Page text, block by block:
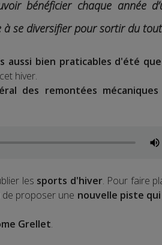
bénéficier chaque année
se diversifier pour sortir du
aussi bien praticables d'été
hiver.
des remontées
les sports d'hiver. Pour faire
de proposer une nouvelle piste
Grellet.